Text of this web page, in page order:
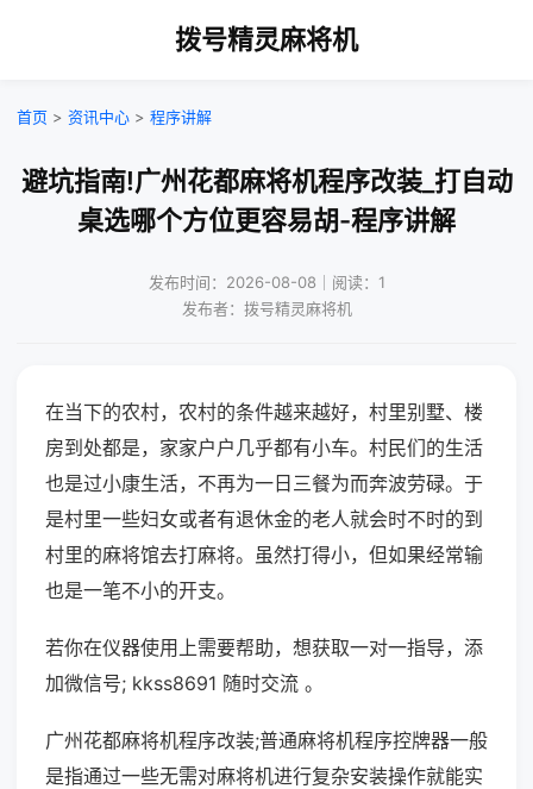
拨号精灵麻将机
首页 > 资讯中心 > 程序讲解
避坑指南!广州花都麻将机程序改装_打自动
桌选哪个方位更容易胡-程序讲解
发布时间：2026-08-08｜阅读：1
发布者：拨号精灵麻将机
在当下的农村，农村的条件越来越好，村里别墅、楼
房到处都是，家家户户几乎都有小车。村民们的生活
也是过小康生活，不再为一日三餐为而奔波劳碌。于
是村里一些妇女或者有退休金的老人就会时不时的到
村里的麻将馆去打麻将。虽然打得小，但如果经常输
也是一笔不小的开支。
若你在仪器使用上需要帮助，想获取一对一指导，添
加微信号; kkss8691 随时交流 。
广州花都麻将机程序改装;普通麻将机程序控牌器一般
是指通过一些无需对麻将机进行复杂安装操作就能实